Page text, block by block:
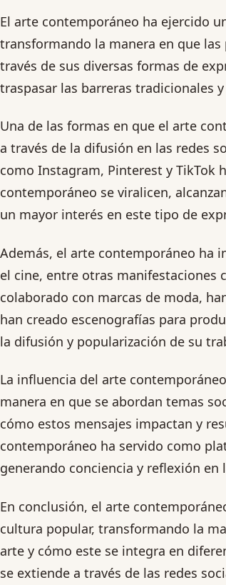
El arte contemporáneo ha ejercido
transformando la manera en que
través de sus diversas formas de
traspasar las barreras tradicionales
Una de las formas en que el arte
a través de la difusión en las redes
como Instagram, Pinterest y TikTok
contemporáneo se viralicen,
un mayor interés en este tipo de
Además, el arte contemporáneo ha
el cine, entre otras manifestaciones
colaborado con marcas de moda,
han creado escenografías para
la difusión y popularización de su
La influencia del arte
manera en que se abordan temas
cómo estos mensajes impactan y
contemporáneo ha servido como
generando conciencia y reflexión en
En conclusión, el arte
cultura popular, transformando la
arte y cómo este se integra en
se extiende a través de las redes